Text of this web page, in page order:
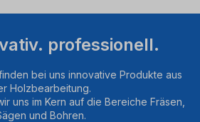
professionell.
bei uns innovative Produkte aus
Holzbearbeitung.
uns im Kern auf die Bereiche Fräsen,
und Bohren.